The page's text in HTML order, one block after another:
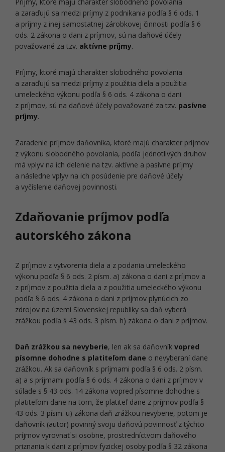
a zaraďujú sa medzi príjmy z podnikania podľa § 6 ods. 1
a príjmy z inej samostatnej zárobkovej činnosti podľa § 6
ods. 2 zákona o dani z príjmov, sú na daňové účely
považované za tzv. aktívne príjmy.
Príjmy, ktoré majú charakter slobodného povolania
a zaraďujú sa medzi príjmy z použitia diela a použitia
umeleckého výkonu podľa § 6 ods. 4 zákona o dani
z príjmov, sú na daňové účely považované za tzv. pasívne
príjmy.
Zaradenie príjmov daňovníka, ktoré majú charakter príjmov
z výkonu slobodného povolania, podľa jednotlivých druhov
má vplyv na ich delenie na tzv. aktívne a pasívne príjmy
a následne vplyv na ich posúdenie pre daňové účely
a vyčíslenie daňovej povinnosti.
Zdaňovanie príjmov podľa
autorského zákona
Z príjmov z vytvorenia diela a z podania umeleckého
výkonu podľa § 6 ods. 2 písm. a) zákona o dani z príjmov a
z príjmov z použitia diela a z použitia umeleckého výkonu
podľa § 6 ods. 4 zákona o dani z príjmov plynúcich zo
zdrojov na území Slovenskej republiky sa daň vyberá
zrážkou podľa § 43 ods. 3 písm. h) zákona o dani z príjmov.
Daň zrážkou sa nevyberie, len ak sa daňovník vopred
písomne dohodne s platiteľom dane o nevyberaní dane
zrážkou. Ak sa daňovník s príjmami podľa § 6 ods. 2 písm.
a) a s príjmami podľa § 6 ods. 4 zákona o dani z príjmov v
súlade s § 43 ods. 14 zákona vopred písomne dohodne s
platiteľom dane na tom, že platiteľ dane z príjmov podľa §
43 ods. 3 písm. u) zákona daň zrážkou nevyberie, potom je
daňovník (autor) povinný svoju daňovú povinnosť z týchto
príjmov vyrovnať si osobne, prostredníctvom daňového
priznania k dani z príjmov fyzickej osoby podľa § 32 zákona